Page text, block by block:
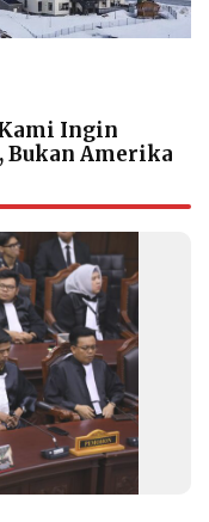
Ingin
Bukan Amerika